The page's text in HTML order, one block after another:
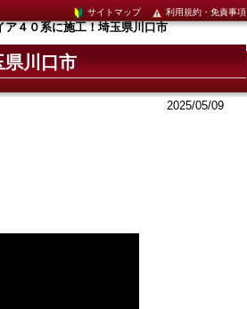
利用規約・免責事項
サイトマップ
４０系に施工！埼玉県川口市
県川口市
2025/05/09